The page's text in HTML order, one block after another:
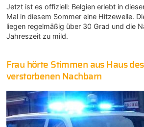
Jetzt ist es offiziell: Belgien erlebt in
Mal in diesem Sommer eine Hitzewelle.
liegen regelmäßig über 30 Grad und die
Jahreszeit zu mild.
Frau hörte Stimmen aus Haus des
verstorbenen Nachbarn